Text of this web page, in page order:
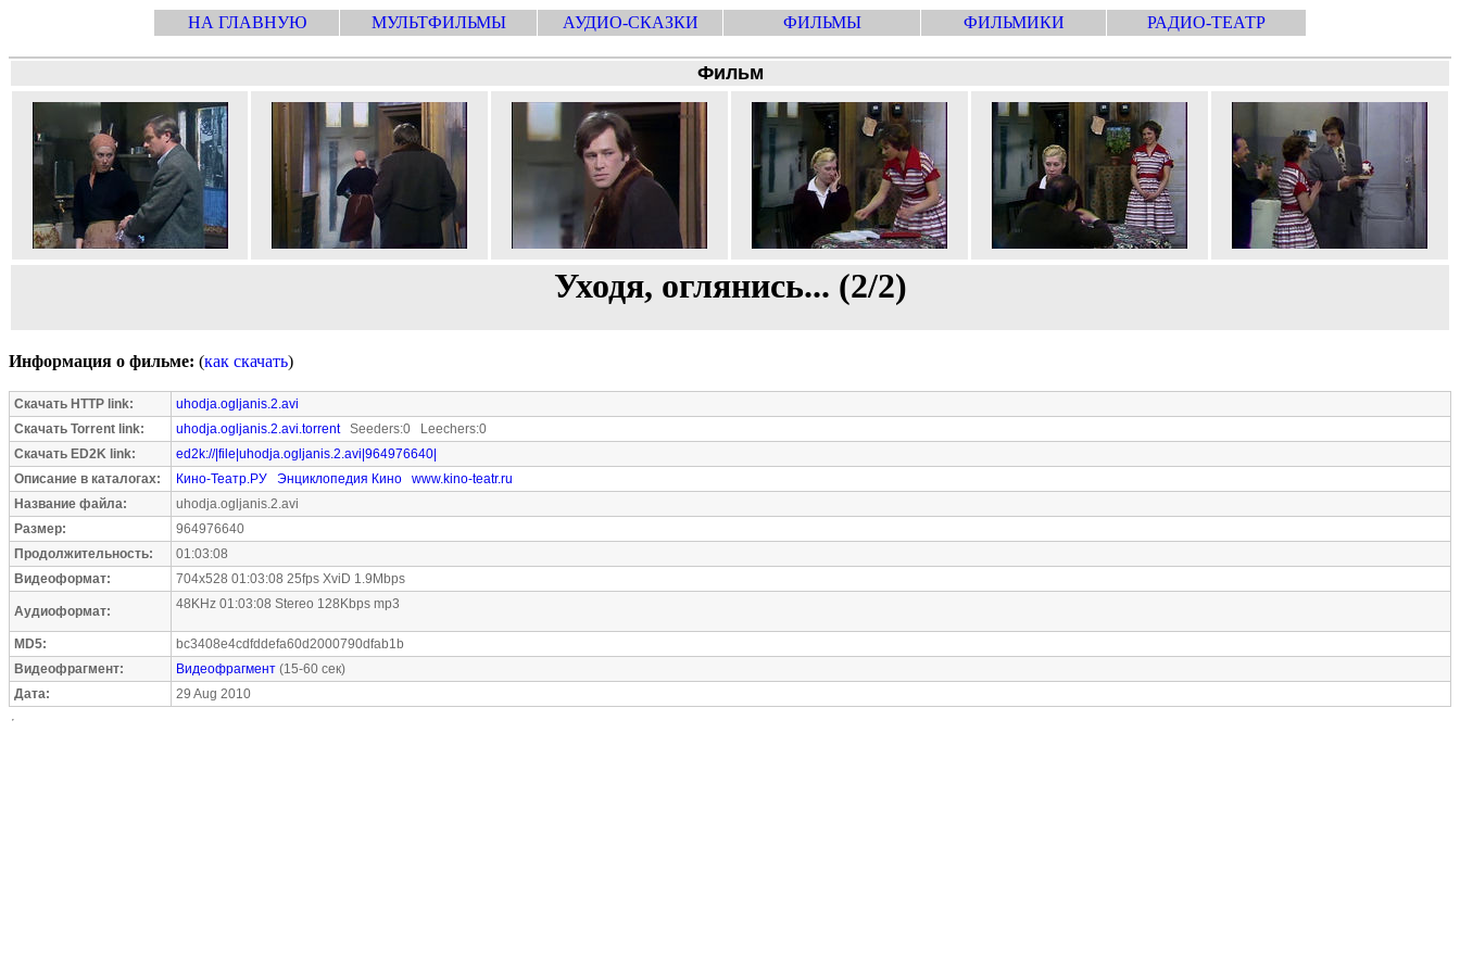
НА ГЛАВНУЮ МУЛЬТФИЛЬМЫ АУДИО-СКАЗКИ ФИЛЬМЫ ФИЛЬМИКИ РАДИО-ТЕАТР
Фильм
Уходя, оглянись... (2/2)
Информация о фильме: (как скачать)
Скачать HTTP link:
uhodja.ogljanis.2.avi
Скачать Torrent link:
uhodja.ogljanis.2.avi.torrentSeeders:0 Leechers:0
Скачать ED2K link:
ed2k://|file|uhodja.ogljanis.2.avi|964976640|
Описание в каталогах:
Кино-Театр.РУ Энциклопедия Кино
www.kino-teatr.ru
Название файла:
uhodja.ogljanis.2.avi
Размер:
964976640
Продолжительность:
01:03:08
Видеоформат:
704x528 01:03:08 25fps XviD 1.9Mbps
Аудиоформат: 48KHz 01:03:08 Stereo 128Kbps mp3
MD5:
bc3408e4cdfddefa60d2000790dfab1b
Видеофрагмент:
Видеофрагмент (15-60 сек)
Дата:
29 Aug 2010